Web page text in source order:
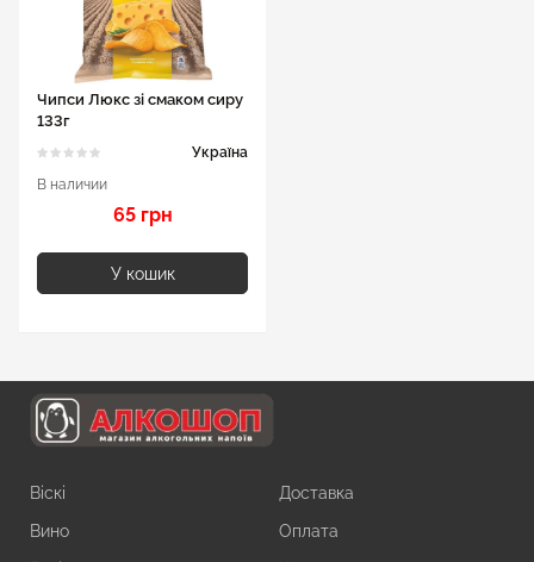
Чипси Люкс зі смаком сиру
133г
Україна
В наличии
65 грн
У кошик
Віскі
Вино
Доставка
Оплата